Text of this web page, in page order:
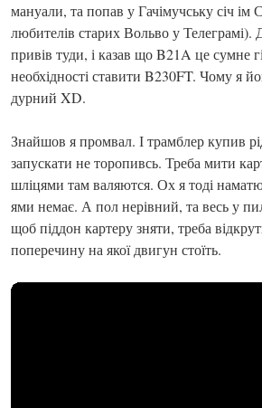
мануали, та попав у Гачімучську січ ім
любителів старих Вольво у Телеграмі).
привів туди, і казав що B21A це сумне
необхідності ставити B230FT. Чому я
дурний XD.
Знайшов я промвал. І трамблер купив
запускати не торопивсь. Треба мити
шліцями там валяются. Ох я тоді
ями немає. А пол нерівний, та весь у
щоб піддон картеру зняти, треба
поперечину на якої двигун стоїть.